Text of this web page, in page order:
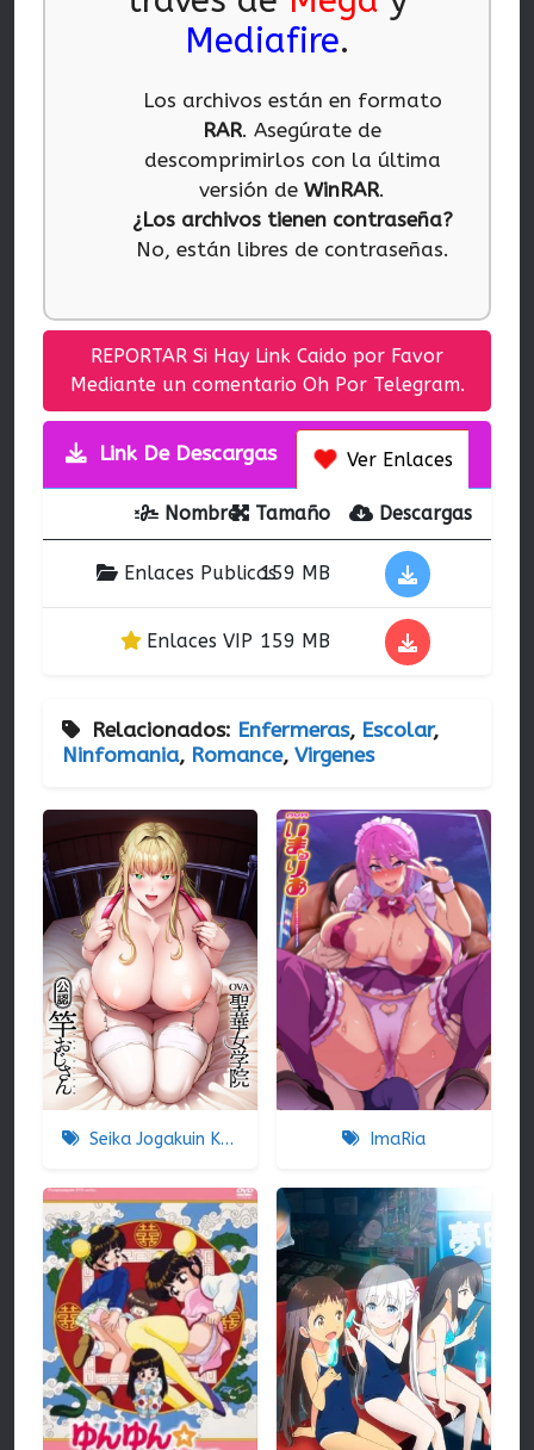
Mediafire.
Los archivos están en formato
RAR. Asegúrate de
descomprimirlos con la última
versión deWinRAR.
¿Los archivos tienen contraseña?
No, están libres de contraseñas.
REPORTAR Si Hay Link Caido por Favor
Mediante un comentario Oh Por Telegram.
Link De Descargas Ver Enlaces
Nombre Tamaño Descargas
Enlaces Publicos159 MB
Enlaces VIP 159 MB
Relacionados: Enfermeras, Escolar,
Ninfomania, Romance, Virgenes
Seika Jogakuin Koutoubu Kounin Sao Oji-san ImaRia